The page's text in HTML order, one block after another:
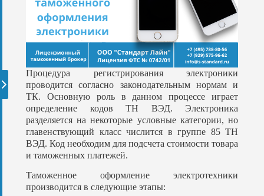
Процедура регистрирования электроники
проводится согласно законодательным нормам и
ТК. Основную роль в данном процессе играет
определение кодов ТН ВЭД. Электроника
разделяется на некоторые условные категории, но
главенствующий класс числится в группе 85 ТН
ВЭД. Код необходим для подсчета стоимости товара
и таможенных платежей.
Таможенное оформление электротехники
производится в следующие этапы: